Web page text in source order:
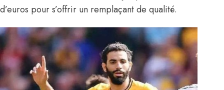
d’euros pour s’offrir un remplaçant de qualité.